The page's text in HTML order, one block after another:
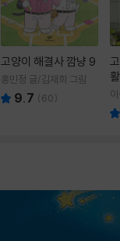
고양이 해결사 깜냥 9
홍민정 글/김재희 그림
9.7 (60)